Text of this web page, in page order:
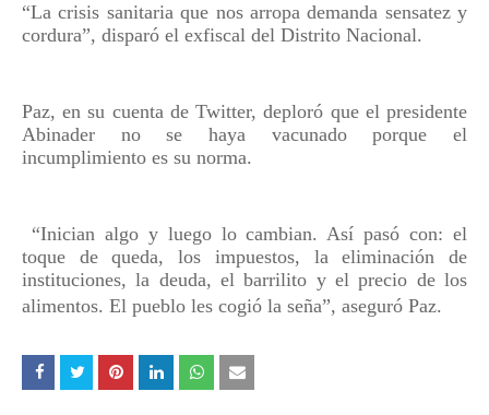
“La crisis sanitaria que nos arropa demanda sensatez y
cordura”, disparó el exfiscal del Distrito Nacional.
Paz, en su cuenta de Twitter, deploró que el presidente
Abinader no se haya vacunado porque el
incumplimiento es su norma.
“Inician algo y luego lo cambian. Así pasó con: el
toque de queda, los impuestos, la eliminación de
instituciones, la deuda, el barrilito y el precio de los
alimentos. El pueblo les cogió la seña”, aseguró Paz.